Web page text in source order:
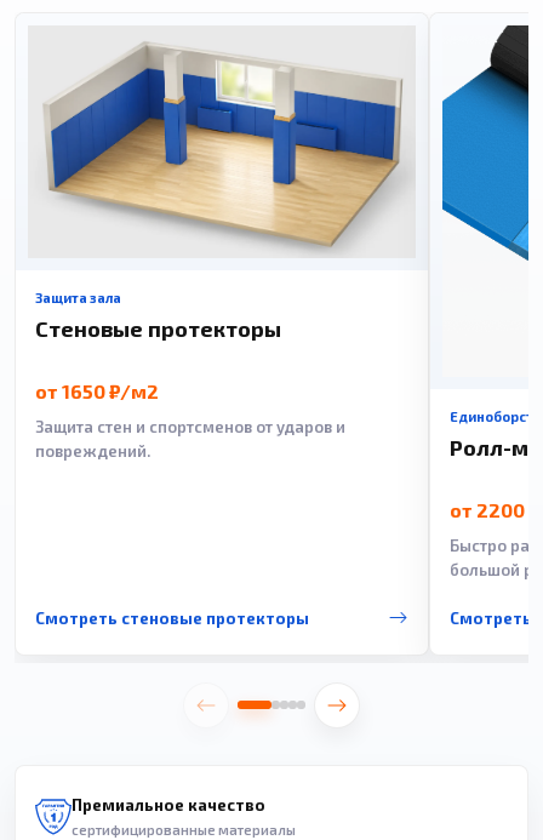
Защита зала
Стеновые протекторы
от 1650 ₽/м2
Защита стен и спортсменов от ударов и
повреждений.
Смотреть стеновые протекторы
Ролл-
от 2200
Быстро
большой
Смотреть
Премиальное качество
сертифицированные материалы